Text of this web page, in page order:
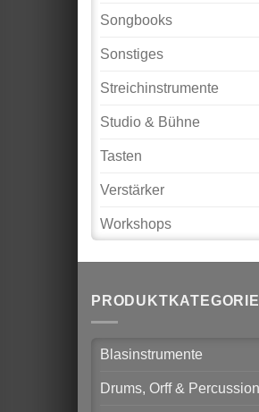
Songbooks
Sonstiges
Streichinstrumente
Studio & Bühne
Tasten
Verstärker
Workshops
Blasinstrumente
Drums, Orff & Percussion